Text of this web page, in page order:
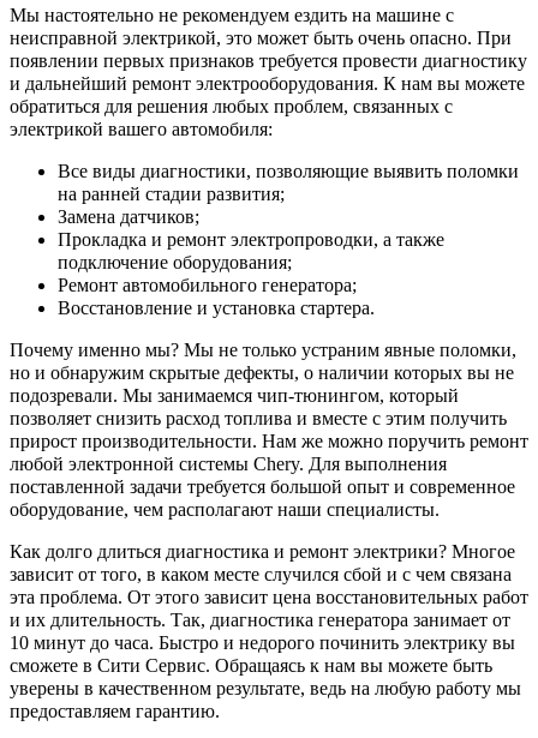
Мы настоятельно не рекомендуем ездить на машине с
неисправной электрикой, это может быть очень опасно. При
появлении первых признаков требуется провести диагностику
и дальнейший ремонт электрооборудования. К нам вы можете
обратиться для решения любых проблем, связанных с
электрикой вашего автомобиля:
Все виды диагностики, позволяющие выявить поломки
на ранней стадии развития;
Замена датчиков;
Прокладка и ремонт электропроводки, а также
подключение оборудования;
Ремонт автомобильного генератора;
Восстановление и установка стартера.
Почему именно мы? Мы не только устраним явные поломки,
но и обнаружим скрытые дефекты, о наличии которых вы не
подозревали. Мы занимаемся чип-тюнингом, который
позволяет снизить расход топлива и вместе с этим получить
прирост производительности. Нам же можно поручить ремонт
любой электронной системы Chery. Для выполнения
поставленной задачи требуется большой опыт и современное
оборудование, чем располагают наши специалисты.
Как долго длиться диагностика и ремонт электрики? Многое
зависит от того, в каком месте случился сбой и с чем связана
эта проблема. От этого зависит цена восстановительных работ
и их длительность. Так, диагностика генератора занимает от
10 минут до часа. Быстро и недорого починить электрику вы
сможете в Сити Сервис. Обращаясь к нам вы можете быть
уверены в качественном результате, ведь на любую работу мы
предоставляем гарантию.